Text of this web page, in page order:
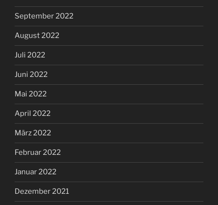
September 2022
August 2022
Juli 2022
Juni 2022
Mai 2022
April 2022
März 2022
Februar 2022
Januar 2022
Dezember 2021